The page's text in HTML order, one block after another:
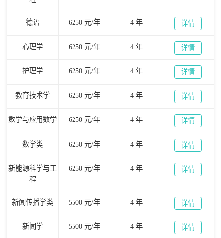
德语 6250 元/年 4 年 详情
心理学 6250 元/年 4 年 详情
护理学 6250 元/年 4 年 详情
教育技术学 6250 元/年 4 年 详情
数学与应用数学 6250 元/年 4 年 详情
数学类 6250 元/年 4 年 详情
新能源科学与工
程
6250 元/年 4 年 详情
新闻传播学类 5500 元/年 4 年 详情
新闻学 5500 元/年 4 年 详情